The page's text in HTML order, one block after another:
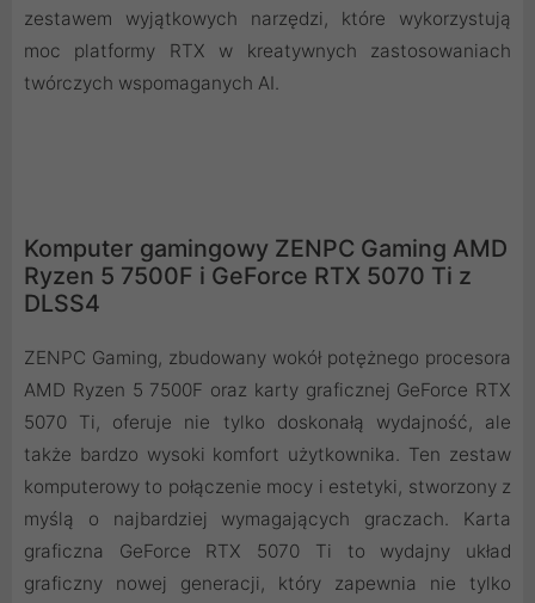
zestawem wyjątkowych narzędzi, które wykorzystują
moc platformy RTX w kreatywnych zastosowaniach
twórczych wspomaganych AI.
Komputer gamingowy ZENPC Gaming AMD
Ryzen 5 7500F i GeForce RTX 5070 Ti z
DLSS4
ZENPC Gaming, zbudowany wokół potężnego procesora
AMD Ryzen 5 7500F oraz karty graficznej GeForce RTX
5070 Ti, oferuje nie tylko doskonałą wydajność, ale
także bardzo wysoki komfort użytkownika. Ten zestaw
komputerowy to połączenie mocy i estetyki, stworzony z
myślą o najbardziej wymagających graczach. Karta
graficzna GeForce RTX 5070 Ti to wydajny układ
graficzny nowej generacji, który zapewnia nie tylko